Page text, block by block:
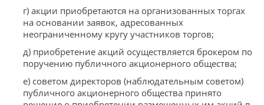
г) акции приобретаются на организованных торгах
на основании заявок, адресованных
неограниченному кругу участников торгов;
д) приобретение акций осуществляется брокером по
поручению публичного акционерного общества;
е) советом директоров (наблюдательным советом)
публичного акционерного общества принято